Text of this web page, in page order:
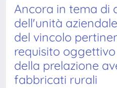
Ancora in tema di
dell'unità
del vincolo
requisito
della prelazione
fabbricati rurali